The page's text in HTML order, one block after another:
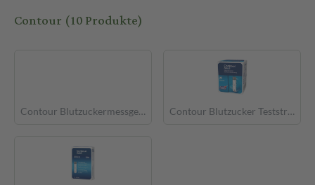
Contour (10 Produkte)
Contour Blutzuckermessgerät Contour Blutzucker Teststreifen